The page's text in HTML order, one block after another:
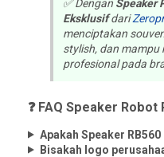
✅ Dengan Speaker
Eksklusifdari
menciptakan
stylish, dan mampu
profesional pada
❓ FAQ Speaker Robot
Apakah Speaker
Bisakah logo